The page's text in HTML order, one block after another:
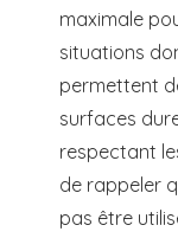
maximale
situations
permettent
surfaces
respectant
de rappeler
pas être